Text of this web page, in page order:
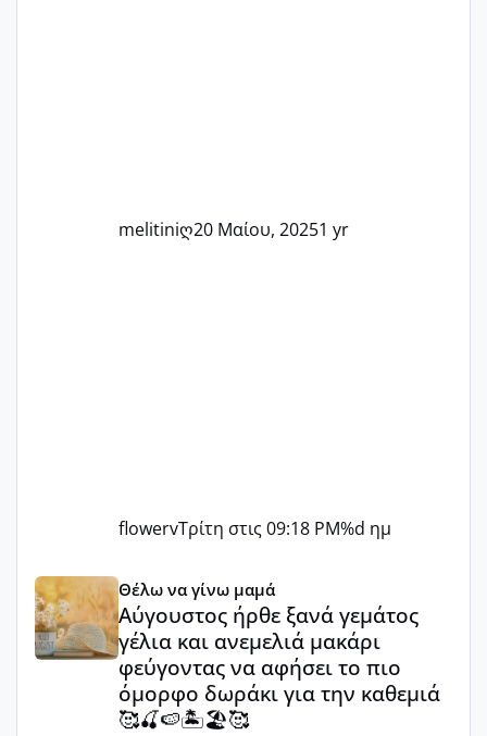
melitiniღ20 Μαίου, 20251 yr
flowervΤρίτη στις 09:18 PM%d ημ
Αύγουστος ήρθε ξανά γεμάτος γέλια και ανεμελιά
Θέλω να γίνω μαμά
Αύγουστος ήρθε ξανά γεμάτος
γέλια και ανεμελιά μακάρι
φεύγοντας να αφήσει το πιο
όμορφο δωράκι για την καθεμιά
🥰🍒🍉🏝️🏖️🥰